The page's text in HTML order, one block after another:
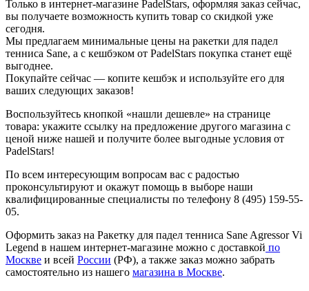
Только в интернет-магазине PadelStars, оформляя заказ сейчас,
вы получаете возможность купить товар со скидкой уже
сегодня.
Мы предлагаем минимальные цены на ракетки для падел
тенниса Sane, а с кешбэком от PadelStars покупка станет ещё
выгоднее.
Покупайте сейчас — копите кешбэк и используйте его для
ваших следующих заказов!
Воспользуйтесь кнопкой «нашли дешевле» на странице
товара: укажите ссылку на предложение другого магазина с
ценой ниже нашей и получите более выгодные условия от
PadelStars!
По всем интересующим вопросам вас с радостью
проконсультируют и окажут помощь в выборе наши
квалифицированные специалисты по телефону 8 (495) 159-55-
05.
Оформить заказ на Ракетку для падел тенниса Sane Agressor Vi
Legend в нашем интернет-магазине можно с доставкой по
Москве и всей России (РФ), а также заказ можно забрать
самостоятельно из нашего магазина в Москве.